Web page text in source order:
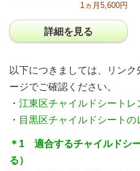
1ヵ月5,600円
詳細を見る
以下につきましては、リン
ージでご確認ください。
・ 江東区チャイルドシートレ
・ 目黒区チャイルドシートの
＊1 適合するチャイルドシ
る）